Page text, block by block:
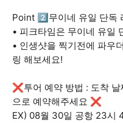
Point 2️⃣무이네 유일 단독
• 피크타임은 무이네 유일
• 인생샷을 찍기전에 파우
링 해보세요!
❌투어 예약 방법 : 도착
으로 예약해주세요 ❌
EX) 08월 30일 공항 23시